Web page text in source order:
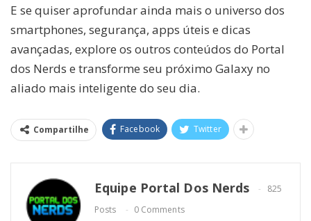
E se quiser aprofundar ainda mais o universo dos
smartphones, segurança, apps úteis e dicas
avançadas, explore os outros conteúdos do Portal
dos Nerds e transforme seu próximo Galaxy no
aliado mais inteligente do seu dia.
Compartilhe Facebook Twitter
Equipe Portal Dos Nerds
825
Posts
0 Comments